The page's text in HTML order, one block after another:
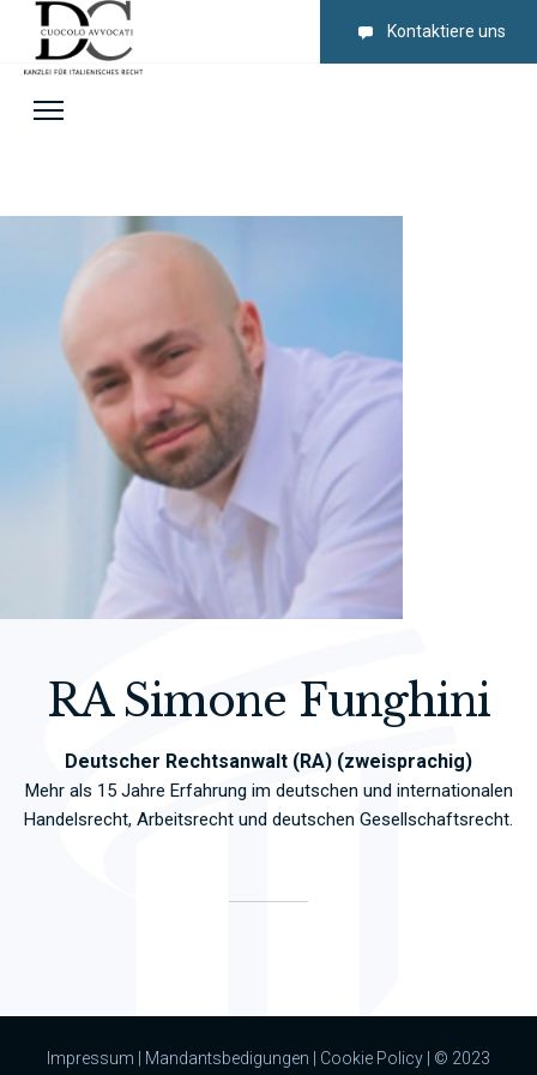
Kontaktiere uns
RA Simone Funghini
Deutscher Rechtsanwalt (RA) (zweisprachig)
Mehr als 15 Jahre Erfahrung im deutschen und internationalen
Handelsrecht, Arbeitsrecht und deutschen Gesellschaftsrecht.
Impressum Mandantsbedigungen Cookie Policy | © 2023